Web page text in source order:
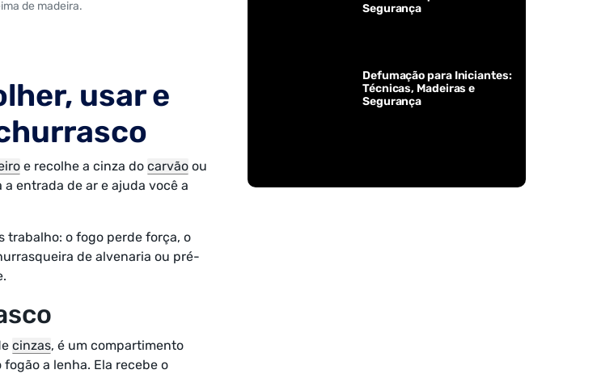
de madeira.
usar e
e recolhe a cinza do carvão ou
entrada de ar e ajuda você a
trabalho: o fogo perde força, o
de alvenaria ou pré-
cinzas, é um compartimento
fogão a lenha. Ela recebe o
Segurança
Defumação para Iniciantes:
Técnicas, Madeiras e
Segurança